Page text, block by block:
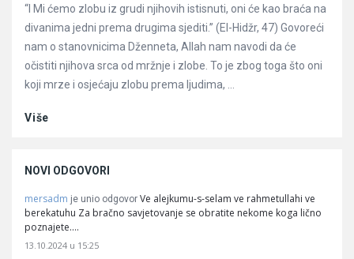
“I Mi ćemo zlobu iz grudi njihovih istisnuti, oni će kao braća na
divanima jedni prema drugima sjediti.” (El-Hidžr, 47) Govoreći
nam o stanovnicima Dženneta, Allah nam navodi da će
očistiti njihova srca od mržnje i zlobe. To je zbog toga što oni
koji mrze i osjećaju zlobu prema ljudima, ...
Više
NOVI ODGOVORI
mersadm je unio odgovor Ve alejkumu-s-selam ve rahmetullahi ve
berekatuhu Za bračno savjetovanje se obratite nekome koga lično
poznajete.…
13.10.2024 u 15:25